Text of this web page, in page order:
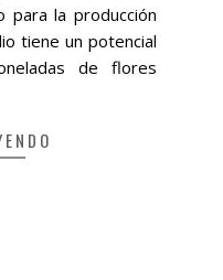
para la producción
tiene un potencial
de flores